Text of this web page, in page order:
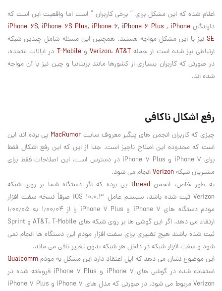
اعلام شده که این مشکل برای ” برخی کاربران ” است اما واقعیت این است که
دارندگانiPhone 6S, iPhone 6S Plus, iPhone 6, iPhone 6 Plus , iPhone
SE نیز با این مشکل مواجه هستند. همچنین این مسئله شامل چندین شبکه
ارتباطی نیز شده است از جمله Verizon، AT&T وT-Mobile در ایالات متحده،
در صورتی که کاربران بسیاری از کشورها مانند بریتانیا و چین نیز با آن مواجه
شده اند.
رفع اشکال ناکافی
چیزی که کاربران انجمن های پیگیر معروف سایت MacRumor پی برده اند این
است که محدوده این اصلاح ناچیز است. جدا از این که این رفع اشکال فقط
برای iPhone 7 و iPhone 7 Plus در دسترس است، این اصلاحات فقط برای
مشتریان شبکهVerizonانجام می شود.
به طور خاص، انجمنthread پی برده که اگر دستگاه شما بر روی شبکه
Verizon ثبت شده باشد، سیستم عامل iOS 10.0.3 صرفاً نسخه سفت افزار
مودم دستگاه های iPhone 7 و iPhone 7 Plus را از ۱٫۰۰٫۰۴ به ۱٫۰۰٫۰۵
ارتقاء می دهد. اگر این گوشی ها بر روی شبکه های AT&T، T-Mobile و Sprint
ثبت شده باشند هیچ تغییری برای سفت افزار مودم این دستگاه ها انجام نمی
شود و سفت افزار شبکه در داخل هر شبکه بدون تغییر باقی می ماند.
این موضوع نشان می دهد که اپل اعتقاد دارد این مشکل به مودمQualcomm
استفاده شده در گوشی های iPhone 7 و iPhone 7 Plus فروخته شده در
Verizon مربوط می شود. در صورتی که مدل های iPhone 7 و iPhone 7 Plus